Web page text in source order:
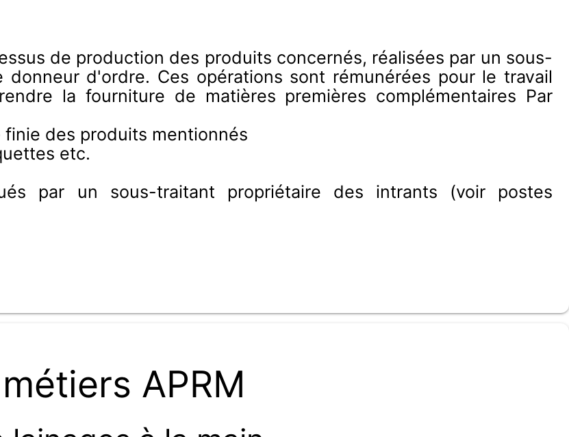
de production des produits concernés, réalisées par un sous-
d'ordre. Ces opérations sont rémunérées pour le travail
la fourniture de matières premières complémentaires Par
des produits mentionnés
etc.
par un sous-traitant propriétaire des intrants (voir postes
APRM